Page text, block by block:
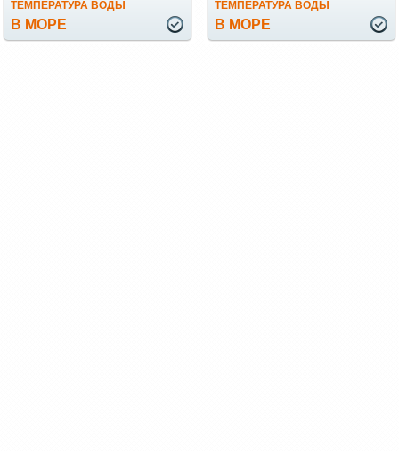
ТЕМПЕРАТУРА ВОДЫ
В МОРЕ
ТЕМПЕРАТУРА ВОДЫ
В МОРЕ